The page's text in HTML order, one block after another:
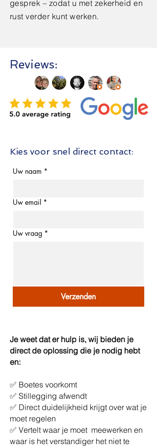
gesprek – zodat u met zekerheid en
rust verder kunt werken.
Reviews:
Kies voor snel direct contact:
Uw naam *
Uw email *
Uw vraag *
Verzenden
Je weet dat er hulp is, wij bieden je
direct de oplossing die je nodig hebt
en:
✅ Boetes voorkomt
✅ Stillegging afwendt
✅ Direct duidelijkheid krijgt over wat je
moet regelen
✅ Vertelt waar je moet meewerken en
waar is het verstandiger het niet te